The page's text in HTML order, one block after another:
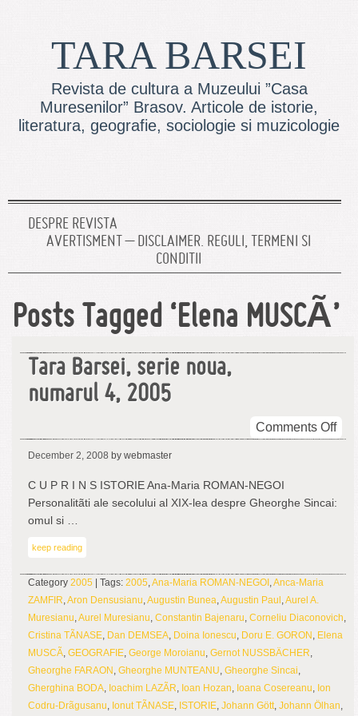
TARA BARSEI
Revista de cultura a Muzeului ”Casa
Muresenilor” Brasov. Articole de istorie,
literatura, geografie, sociologie si muzicologie
DESPRE REVISTA
AVERTISMENT – DISCLAIMER. REGULI, TERMENI SI
CONDITII
Posts Tagged ‘Elena MUSCÃ’
Tara Barsei, serie noua,
numarul 4, 2005
Comments Offon
December 2, 2008 by webmaster
C U P R I N S ISTORIE Ana-Maria ROMAN-NEGOI
Personalitãti ale secolului al XIX-lea despre Gheorghe Sincai:
omul si …
keep reading
Category 2005 | Tags: 2005,Ana-Maria ROMAN-NEGOI ,Anca-Maria
ZAMFIR,Aron Densusianu,Augustin Bunea,Augustin Paul ,Aurel A.
Muresianu,Aurel Muresianu, Constantin Bajenaru, Corneliu Diaconovich,
Cristina TÃNASE, Dan DEMSEA, Doina Ionescu, Doru E. GORON , Elena
MUSCÃ, GEOGRAFIE, George Moroianu, Gernot NUSSBÄCHER,
Gheorghe FARAON , Gheorghe MUNTEANU, Gheorghe Sincai,
Gherghina BODA, Ioachim LAZÃR, Ioan Hozan, Ioana Cosereanu, Ion
Codru-Drãgusanu, Ionut TÃNASE, ISTORIE, Johann Gött, Johann Ölhan,